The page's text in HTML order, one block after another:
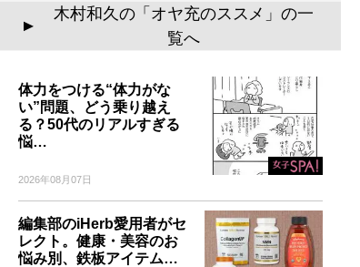
▲
木村和久の「オヤ充のススメ」の一
覧へ
体力をつける“体力がな
い”問題、どう乗り越え
る？50代のリアルすぎる
悩…
2026年08月07日
編集部のiHerb愛用者がセ
レクト。健康・美容のお
悩み別、鉄板アイテム…